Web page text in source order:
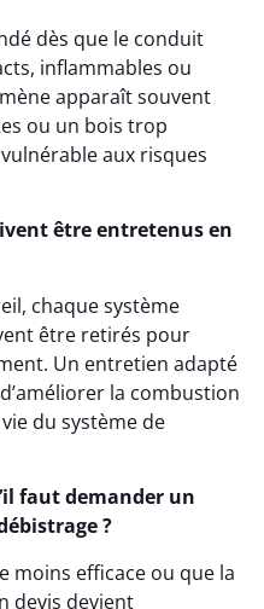
dès que le conduit
inflammables ou
apparaît souvent
ou un bois trop
aux risques
être entretenus en
chaque système
être retirés pour
Un entretien adapté
la combustion
du système de
faut demander un
?
moins efficace ou que la
devis devient